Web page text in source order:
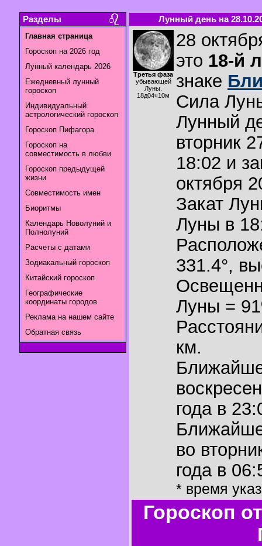
Разделы
Главная страница
Гороскоп на 2026 год
Лунный календарь 2026
Ежедневный лунный
гороскоп
Индивидуальный
астрологический гороскоп
Гороскоп Пифагора
Гороскоп на
совместимость в любви
Гороскоп предыдущей
жизни
Совместимость имен
Биоритмы
Календарь Новолуний и
Полнолуний
Расчеты с датами
Зодиакальный гороскоп
Китайский гороскоп
Географические
координаты городов
Реклама на нашем сайте
Обратная связь
Лунный день на
Третья фаза
убывающей
Луны.
18д04ч10м
28
это 18-й
знаке
Сила
Лунный
вторник
18:02 и
октября
Закат
Луны в
331.4°,
Луны =
км.
года в
во
года в
* время
Гороскоп